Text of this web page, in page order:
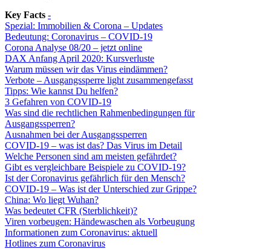
Key Facts -
Spezial: Immobilien & Corona – Updates
Bedeutung: Coronavirus – COVID-19
Corona Analyse 08/20 – jetzt online
DAX Anfang April 2020: Kursverluste
Warum müssen wir das Virus eindämmen?
Verbote – Ausgangssperre light zusammengefasst
Tipps: Wie kannst Du helfen?
3 Gefahren von COVID-19
Was sind die rechtlichen Rahmenbedingungen für
Ausgangssperren?
Ausnahmen bei der Ausgangssperren
COVID-19 – was ist das? Das Virus im Detail
Welche Personen sind am meisten gefährdet?
Gibt es vergleichbare Beispiele zu COVID-19?
Ist der Coronavirus gefährlich für den Mensch?
COVID-19 – Was ist der Unterschied zur Grippe?
China: Wo liegt Wuhan?
Was bedeutet CFR (Sterblichkeit)?
Viren vorbeugen: Händewaschen als Vorbeugung
Informationen zum Coronavirus: aktuell
Hotlines zum Coronavirus